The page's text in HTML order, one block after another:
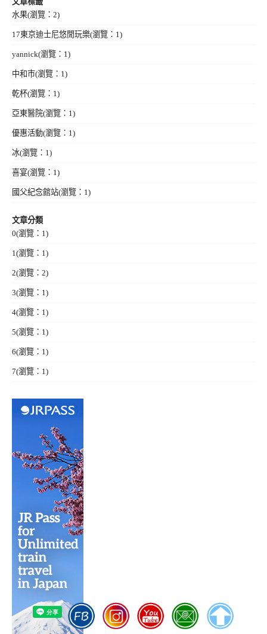
水果(瀏覽：2)
17東京迪士尼悠閒玩樂(瀏覽：1)
yannick(瀏覽：1)
中和市(瀏覽：1)
乾杯(瀏覽：1)
亞東醫院(瀏覽：1)
優惠活動(瀏覽：1)
冰(瀏覽：1)
喜宴(瀏覽：1)
國父紀念館站(瀏覽：1)
文章分類
0(瀏覽：1)
1 (瀏覽：1)
2(瀏覽：2)
3(瀏覽：1)
4(瀏覽：1)
5(瀏覽：1)
6(瀏覽：1)
7(瀏覽：1)